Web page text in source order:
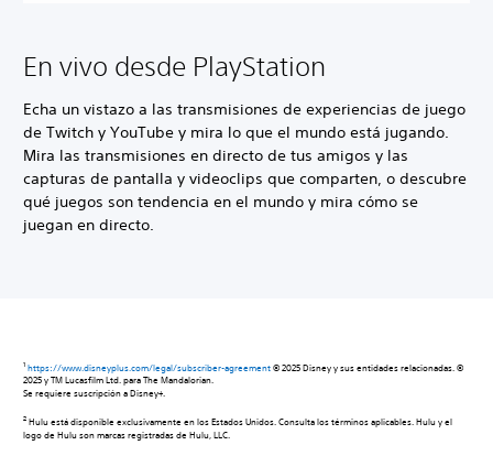
En vivo desde PlayStation
Echa un vistazo a las transmisiones de experiencias de juego
de Twitch y YouTube y mira lo que el mundo está jugando.
Mira las transmisiones en directo de tus amigos y las
capturas de pantalla y videoclips que comparten, o descubre
qué juegos son tendencia en el mundo y mira cómo se
juegan en directo.
1 https://www.disneyplus.com/legal/subscriber-agreement© 2025 Disney y sus entidades relacionadas. ©
2025 y TM Lucasfilm Ltd. para The Mandalorian.
Se requiere suscripción a Disney+.
2 Hulu está disponible exclusivamente en los Estados Unidos. Consulta los términos aplicables. Hulu y el
logo de Hulu son marcas registradas de Hulu, LLC.